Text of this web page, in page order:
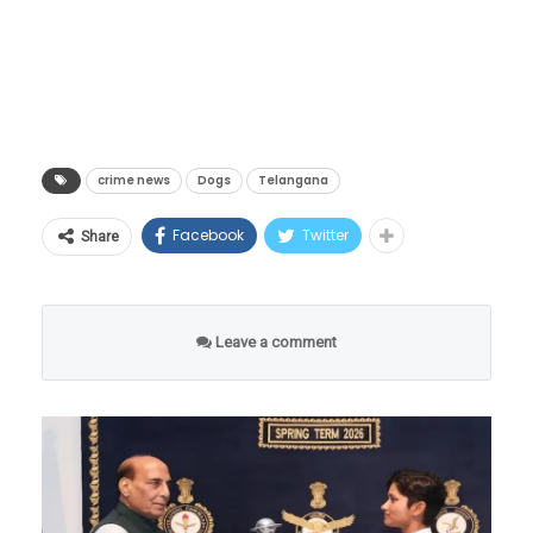
तक्रार कोणी केली?
स्ट्रे अ‍ॅनिमल फाउंडेशन ऑफ इंडिया या संस्थेचे
Cruelty Prevention Managerआदुलापुरम गौतम
यांनी 12 जानेवारी 2026 रोजी माचारड्डी पोलीस ठाण्यात
crime news Dogs Telangana
Share Facebook Twitter
Leave a comment